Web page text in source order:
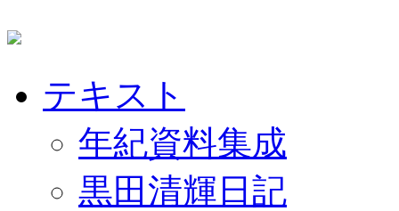
テキスト
年紀資料集成
黒田清輝日記